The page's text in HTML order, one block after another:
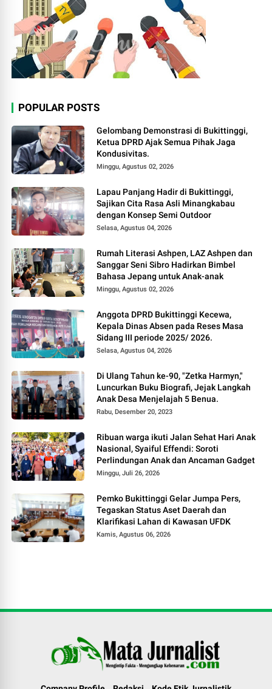
POPULAR POSTS
Gelombang Demonstrasi di Bukittinggi,
Ketua DPRD Ajak Semua Pihak Jaga
Kondusivitas.
Minggu, Agustus 02, 2026
Lapau Panjang Hadir di Bukittinggi,
Sajikan Cita Rasa Asli Minangkabau
dengan Konsep Semi Outdoor
Selasa, Agustus 04, 2026
Rumah Literasi Ashpen, LAZ Ashpen dan
Sanggar Seni Sibro Hadirkan Bimbel
Bahasa Jepang untuk Anak-anak
Minggu, Agustus 02, 2026
Anggota DPRD Bukittinggi Kecewa,
Kepala Dinas Absen pada Reses Masa
Sidang III periode 2025/ 2026.
Selasa, Agustus 04, 2026
Di Ulang Tahun ke-90, "Zetka Harmyn,"
Luncurkan Buku Biografi, Jejak Langkah
Anak Desa Menjelajah 5 Benua.
Rabu, Desember 20, 2023
Ribuan warga ikuti Jalan Sehat Hari Anak
Nasional, Syaiful Effendi: Soroti
Perlindungan Anak dan Ancaman Gadget
Minggu, Juli 26, 2026
Pemko Bukittinggi Gelar Jumpa Pers,
Tegaskan Status Aset Daerah dan
Klarifikasi Lahan di Kawasan UFDK
Kamis, Agustus 06, 2026